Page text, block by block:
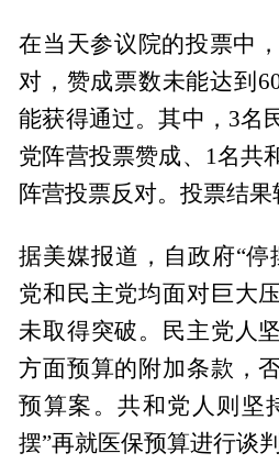
在当天参议院的投票中
对，赞成票数未能达到
能获得通过。其中，3名
党阵营投票赞成、1名共
阵营投票反对。投票结果
据美媒报道，自政府“停
党和民主党均面对巨大
未取得突破。民主党人
方面预算的附加条款，
预算案。共和党人则坚
摆”再就医保预算进行谈判